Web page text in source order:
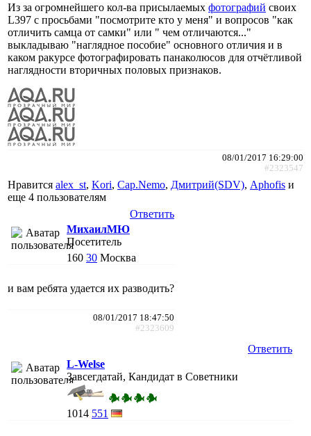
Из за огромнейшего кол-ва присылаемых фотографий своих
L397 с просьбами "посмотрите кто у меня" и вопросов "как
отличить самца от самки" или " чем отличаются..."
выкладываю "наглядное пособие" основного отличия и в
каком ракурсе фотографировать панаколюсов для отчётливой
наглядности вторичных половых признаков.
08/01/2017 16:29:00
#2323547
Нравится alex_st, Kori, Cap.Nemo, Дмитрий(SDV), Aphofis и
еще 4 пользователям
Ответить
МихаилМЮ
Посетитель
160 30 Москва
и вам ребята удается их разводить?
08/01/2017 18:47:50
#2323609
Ответить
L-Welse
Завсегдатай, Кандидат в Советники
1014 551